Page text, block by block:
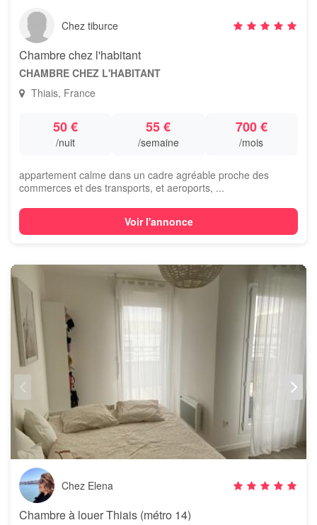
Chez tiburce
Chambre chez l'habitant
CHAMBRE CHEZ L'HABITANT
Thiais, France
50 €
/nuit
55 €
/semaine
700 €
/mois
appartement calme dans un cadre agréable proche des
commerces et des transports, et aeroports, ...
Voir l'annonce
Chez Elena
Chambre à louer Thiais (métro 14)